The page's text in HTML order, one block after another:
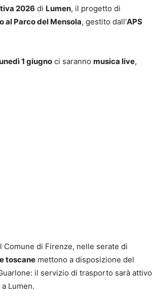
2026 di Lumen, il progetto di
al Parco del Mensola, gestito dall’APS
1 giugno ci saranno musica live,
di Firenze, nelle serate di
toscane mettono a disposizione del
il servizio di trasporto sarà attivo
Lumen.